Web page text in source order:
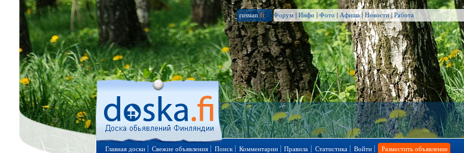
russian.fi Форум | Инфо | Фото | Афиша|Новости|Работа
Главная доски Свежие объявления Поиск Комментарии Правила Статистика Войти Разместить объявление